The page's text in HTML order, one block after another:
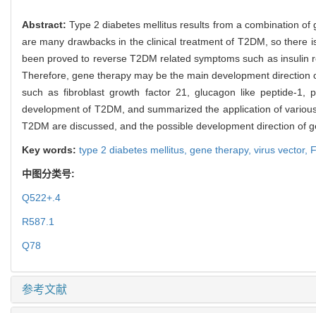
Abstract:Type 2 diabetes mellitus results from a combination
are many drawbacks in the clinical treatment of T2DM, so
been proved to reverse T2DM related symptoms such as
Therefore, gene therapy may be the main development
such as fibroblast growth factor 21, glucagon like peptide-1,
development of T2DM, and summarized the application of
T2DM are discussed, and the possible development direction of
Key words: type 2 diabetes mellitus, gene therapy, virus vector,
中图分类号:
Q522+.4
R587.1
Q78
参考文献